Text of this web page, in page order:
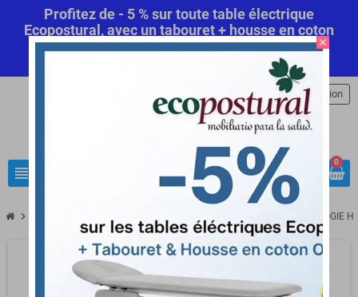
Profitez de - 5 % sur toute table électrique
Ecopostural, avec un tabouret + housse en coton
offert! Code Promo AutomatiqueCommandez
view_headline search
0
person Connexion
chevron_right ANATOMIE ET PHYSIOLOGIE
close